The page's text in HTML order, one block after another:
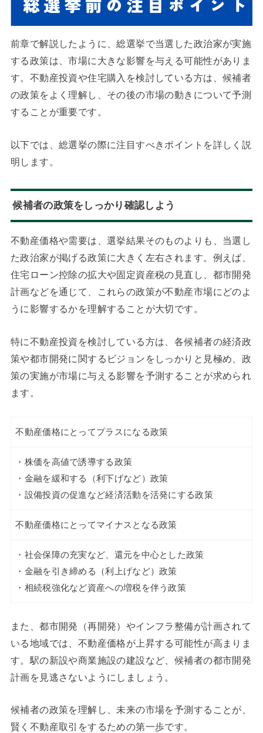
前章で解説したように、総選挙で当選した政治家が実施
する政策は、市場に大きな影響を与える可能性がありま
す。不動産投資や住宅購入を検討している方は、候補者
の政策をよく理解し、その後の市場の動きについて予測
することが重要です。
以下では、総選挙の際に注目すべきポイントを詳しく説
明します。
候補者の政策をしっかり確認しよう
不動産価格や需要は、選挙結果そのものよりも、当選し
た政治家が掲げる政策に大きく左右されます。例えば、
住宅ローン控除の拡大や固定資産税の見直し、都市開発
計画などを通じて、これらの政策が不動産市場にどのよ
うに影響するかを理解することが大切です。
特に不動産投資を検討している方は、各候補者の経済政
策や都市開発に関するビジョンをしっかりと見極め、政
策の実施が市場に与える影響を予測することが求められ
ます。
不動産価格にとってプラスになる政策
・株価を高値で誘導する政策
・金融を緩和する（利下げなど）政策
・設備投資の促進など経済活動を活発にする政策
不動産価格にとってマイナスとなる政策
・社会保障の充実など、還元を中心とした政策
・金融を引き締める（利上げなど）政策
・相続税強化など資産への増税を伴う政策
また、都市開発（再開発）やインフラ整備が計画されて
いる地域では、不動産価格が上昇する可能性が高まりま
す。駅の新設や商業施設の建設など、候補者の都市開発
計画を見逃さないようにしましょう。
候補者の政策を理解し、未来の市場を予測することが、
賢く不動産取引をするための第一歩です。